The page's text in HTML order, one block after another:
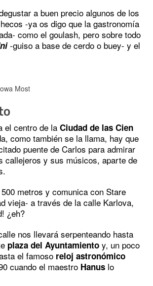
a buen precio algunos de los
-ya os digo que la gastronomía
como el goulash, pero sobre todo
-guiso a base de cerdo o buey- y el
Most
el centro de la Ciudad de las Cien
como también se la llama, hay que
puente de Carlos para admirar
callejeros y sus músicos, aparte de
metros y comunica con Stare
vieja- a través de la calle Karlova,
¿eh?
nos llevará serpenteando hasta
plaza del Ayuntamiento y, un poco
el famoso reloj astronómico
cuando el maestro Hanus lo